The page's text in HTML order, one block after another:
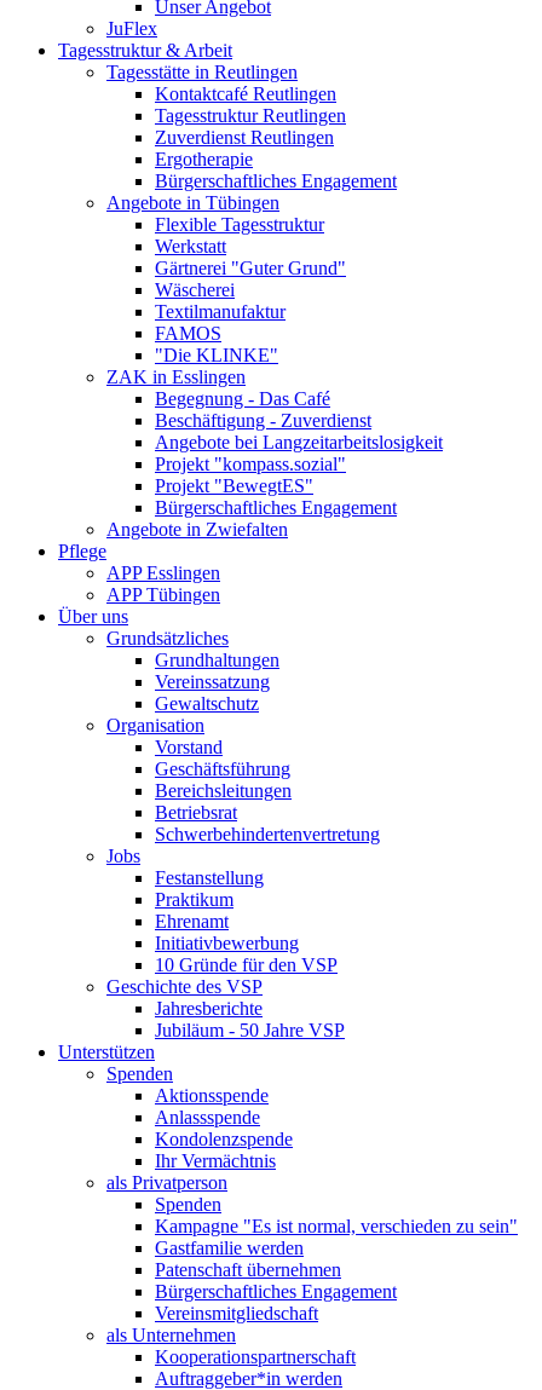
Unser Angebot
JuFlex
Tagesstruktur & Arbeit
Tagesstätte in Reutlingen
Kontaktcafé Reutlingen
Tagesstruktur Reutlingen
Zuverdienst Reutlingen
Ergotherapie
Bürgerschaftliches Engagement
Angebote in Tübingen
Flexible Tagesstruktur
Werkstatt
Gärtnerei "Guter Grund"
Wäscherei
Textilmanufaktur
FAMOS
"Die KLINKE"
ZAK in Esslingen
Begegnung - Das Café
Beschäftigung - Zuverdienst
Angebote bei Langzeitarbeitslosigkeit
Projekt "kompass.sozial"
Projekt "BewegtES"
Bürgerschaftliches Engagement
Angebote in Zwiefalten
Pflege
APP Esslingen
APP Tübingen
Über uns
Grundsätzliches
Grundhaltungen
Vereinssatzung
Gewaltschutz
Organisation
Vorstand
Geschäftsführung
Bereichsleitungen
Betriebsrat
Schwerbehindertenvertretung
Jobs
Festanstellung
Praktikum
Ehrenamt
Initiativbewerbung
10 Gründe für den VSP
Geschichte des VSP
Jahresberichte
Jubiläum - 50 Jahre VSP
Unterstützen
Spenden
Aktionsspende
Anlassspende
Kondolenzspende
Ihr Vermächtnis
als Privatperson
Spenden
Kampagne "Es ist normal, verschieden zu sein"
Gastfamilie werden
Patenschaft übernehmen
Bürgerschaftliches Engagement
Vereinsmitgliedschaft
als Unternehmen
Kooperationspartnerschaft
Auftraggeber*in werden